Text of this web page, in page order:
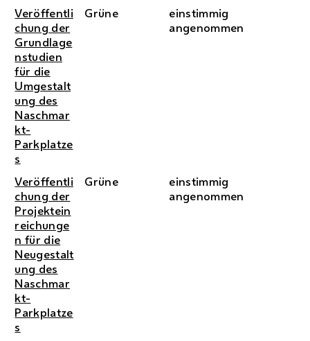
Veröffentli
chung der
Grundlage
nstudien
für die
Umgestalt
ung des
Naschmar
kt-
Parkplatze
s
Grüne
einstimmig
angenommen
Veröffentli
chung der
Projektein
reichunge
n für die
Neugestalt
ung des
Naschmar
kt-
Parkplatze
s
Grüne
einstimmig
angenommen